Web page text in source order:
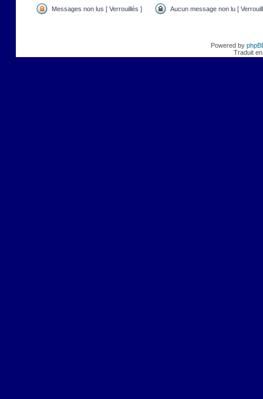
Messages non lus [ Verrouillés ] Aucun message non lu [
Powered by
Traduit